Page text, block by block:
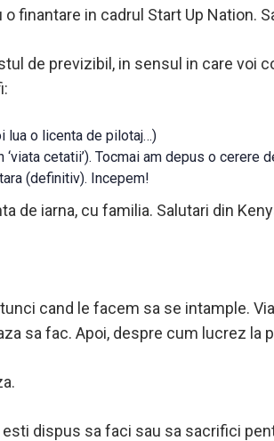
finantare in cadrul Start Up Nation.
de previzibil, in sensul in care voi
lua o licenta de pilotaj…)
cetatii’). Tocmai am depus o
(definitiv). Incepem!
de iarna, cu familia. Salutari din
cand le facem sa se intample.
sa fac. Apoi, despre cum lucrez
esti dispus sa faci sau sa sacrifici